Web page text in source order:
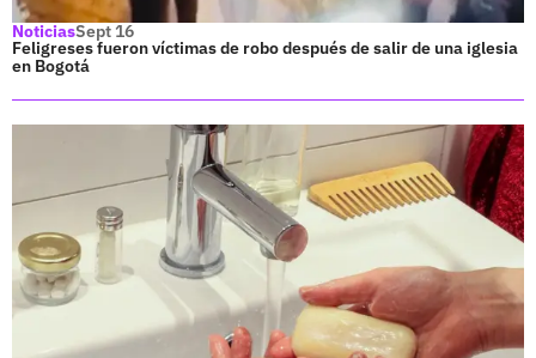
NoticiasSept 16
Feligreses fueron víctimas de robo después de salir de una iglesia
en Bogotá